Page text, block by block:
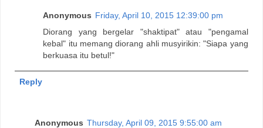
Anonymous Friday, April 10, 2015 12:39:00 pm
Diorang yang bergelar "shaktipat" atau "pengamal
kebal" itu memang diorang ahli musyirikin: "Siapa yang
berkuasa itu betul!"
Reply
Anonymous Thursday, April 09, 2015 9:55:00 am